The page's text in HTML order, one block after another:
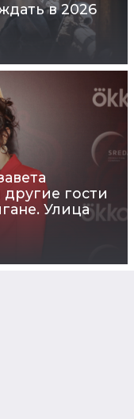
в 2026
гости
Улица